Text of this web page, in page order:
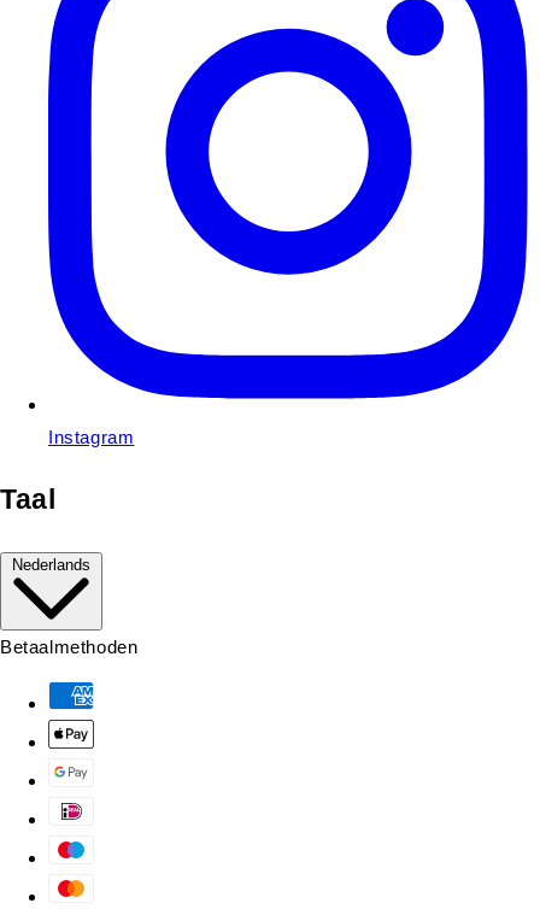
Instagram
Taal
Nederlands
Betaalmethoden